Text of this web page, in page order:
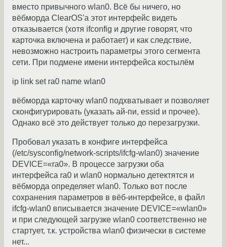
вместо привычного wlan0. Всё бы ничего, но
вёбморда ClearOS'а этот интерфейс видеть
отказывается (хотя ifconfig и другие говорят, что
карточка включена и работает) и как следствие,
невозможно настроить параметры этого сегмента
сети. При подмене имени интерфейса костылём
ip link set ra0 name wlan0
вёбморда карточку wlan0 подхватывает и позволяет
сконфигурировать (указать ай-пи, essid и прочее).
Однако всё это действует только до перезагрузки.
Пробовал указать в конфиге интерфейса
(/etc/sysconfig/network-scripts/ifcfg-wlan0) значение
DEVICE=«ra0». В процессе загрузки оба
интерфейса ra0 и wlan0 нормально детектятся и
вёбморда определяет wlan0. Только вот после
сохранения параметров в вёб-интерфейсе, в файл
ifcfg-wlan0 вписывается значение DEVICE=«wlan0»
и при следующей загрузке wlan0 соответственно не
стартует, т.к. устройства wlan0 физически в системе
нет...